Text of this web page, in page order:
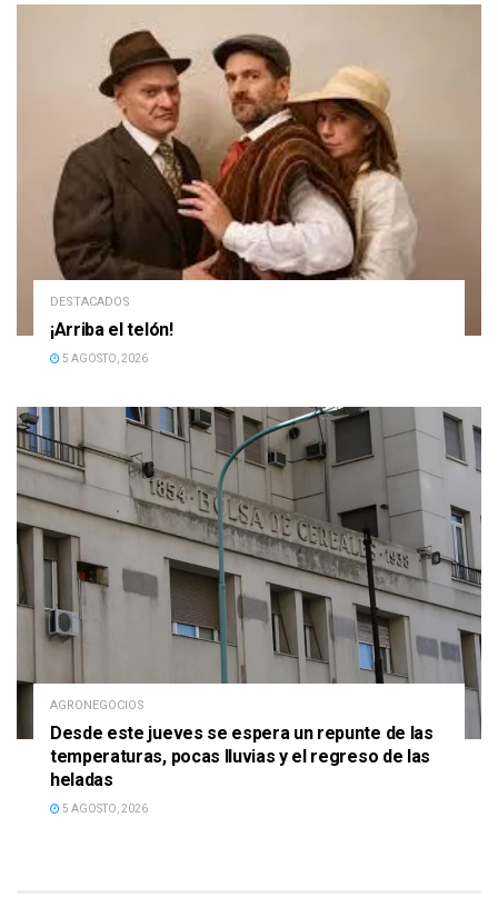
DESTACADOS
¡Arriba el telón!
5 AGOSTO, 2026
AGRONEGOCIOS
Desde este jueves se espera un repunte de las
temperaturas, pocas lluvias y el regreso de las
heladas
5 AGOSTO, 2026